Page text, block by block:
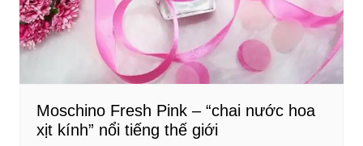
Moschino Fresh Pink – “chai nước hoa
xịt kính” nổi tiếng thế giới